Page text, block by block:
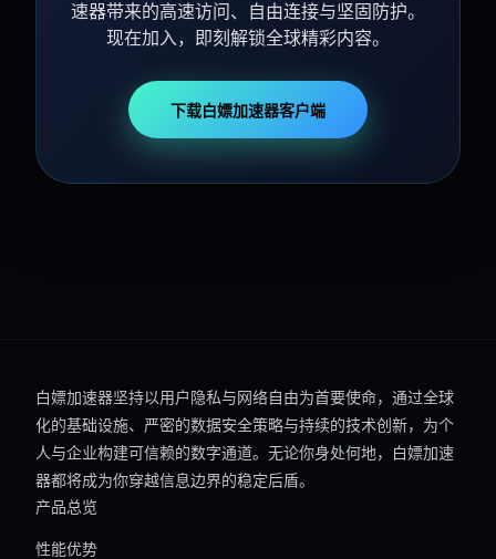
速器带来的高速访问、自由连接与坚固防护。
现在加入，即刻解锁全球精彩内容。
下载白嫖加速器客户端
白嫖加速器坚持以用户隐私与网络自由为首要使命，通过全球
化的基础设施、严密的数据安全策略与持续的技术创新，为个
人与企业构建可信赖的数字通道。无论你身处何地，白嫖加速
器都将成为你穿越信息边界的稳定后盾。
产品总览
性能优势